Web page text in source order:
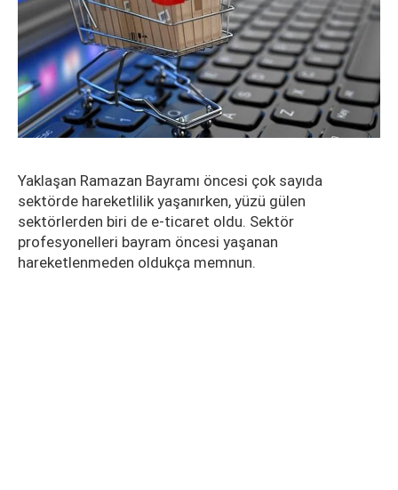
Yaklaşan Ramazan Bayramı öncesi çok sayıda
sektörde hareketlilik yaşanırken, yüzü gülen
sektörlerden biri de e-ticaret oldu. Sektör
profesyonelleri bayram öncesi yaşanan
hareketlenmeden oldukça memnun.